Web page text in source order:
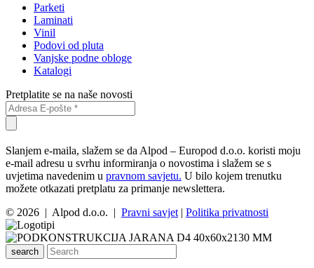
Parketi
Laminati
Vinil
Podovi od pluta
Vanjske podne obloge
Katalogi
Pretplatite se na naše novosti
Slanjem e-maila, slažem se da Alpod – Europod d.o.o. koristi moju
e-mail adresu u svrhu informiranja o novostima i slažem se s
uvjetima navedenim u pravnom savjetu. U bilo kojem trenutku
možete otkazati pretplatu za primanje newslettera.
© 2026 | Alpod d.o.o. | Pravni savjet | Politika privatnosti
search